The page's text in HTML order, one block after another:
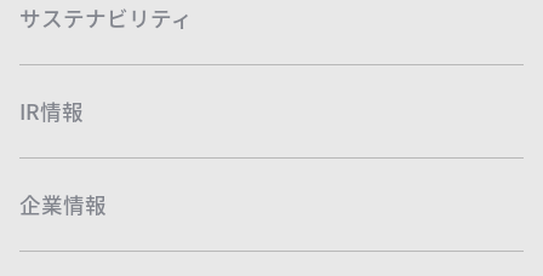
サステナビリティ
IR情報
企業情報